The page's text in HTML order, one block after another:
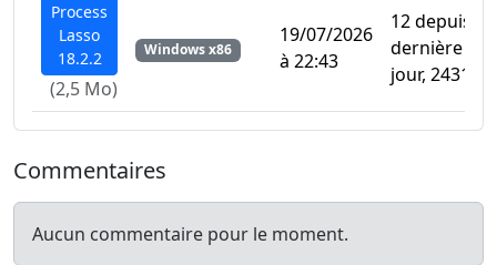
Process
Lasso
18.2.2
(2,5 Mo)
Windows x86
19/07/2026
à 22:43
12 depuis la
dernière
jour, 2431
Commentaires
Aucun commentaire pour le moment.